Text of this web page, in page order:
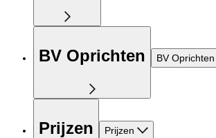
BV Oprichten BV Oprichten
Prijzen Prijzen